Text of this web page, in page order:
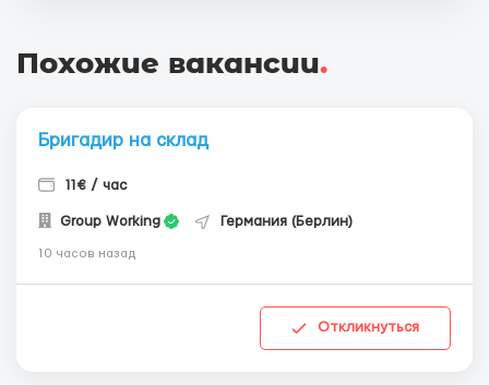
Похожие вакансии.
Бригадир на склад
11€ / час
Group Working Германия (Берлин)
10 часов назад
Откликнуться